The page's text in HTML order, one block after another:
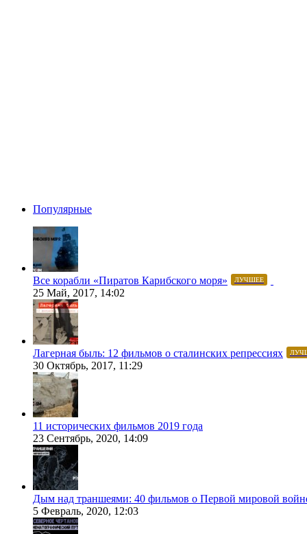
Популярные
Все корабли «Пиратов Карибского моря» ЛУЧШЕЕ
25 Май, 2017, 14:02
Лагерная быль: 12 фильмов о сталинских репрессиях
30 Октябрь, 2017, 11:29
11 исторических фильмов 2019 года
23 Сентябрь, 2020, 14:09
Дым над траншеями: 40 фильмов о Первой мировой
5 Февраль, 2020, 12:03